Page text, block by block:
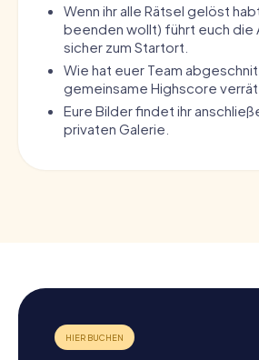
Wenn ihr alle Rätsel gelöst
beenden wollt) führt euch die
sicher zum Startort.
Wie hat euer Team
gemeinsame Highscore
Eure Bilder findet ihr
privaten Galerie.